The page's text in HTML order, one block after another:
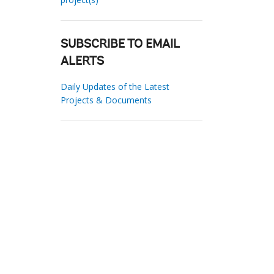
SUBSCRIBE TO EMAIL
ALERTS
Daily Updates of the Latest
Projects & Documents